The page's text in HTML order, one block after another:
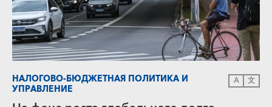
НАЛОГОВО-БЮДЖЕТНАЯ ПОЛИТИКА И
УПРАВЛЕНИЕ
A 文